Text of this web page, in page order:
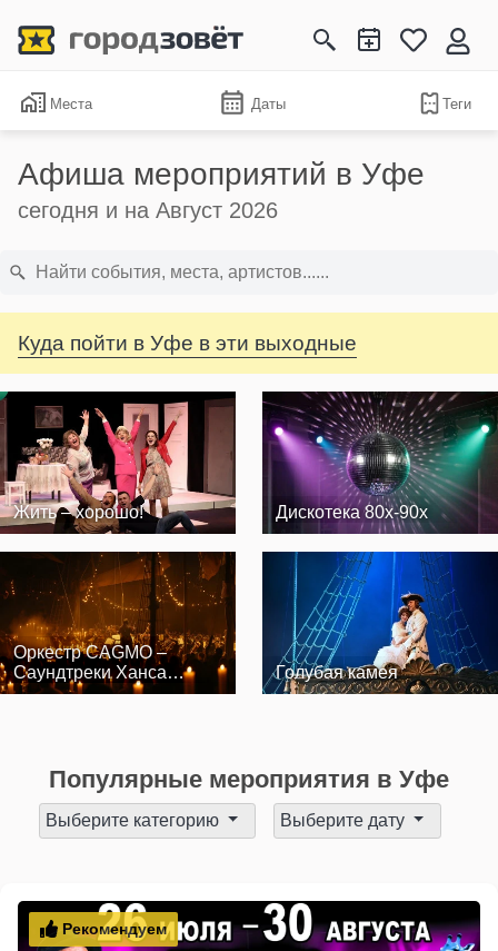
Места Даты Теги
Афиша мероприятий в Уфе
сегодня и на Август 2026
Куда пойти в Уфе в эти выходные
Жить – хорошо! Дискотека 80х-90х
Оркестр CAGMO –
Саундтреки Ханса
Циммера при свеч…
Голубая камея
Популярные мероприятия в Уфе
Выберите категорию Выберите дату
Рекомендуем